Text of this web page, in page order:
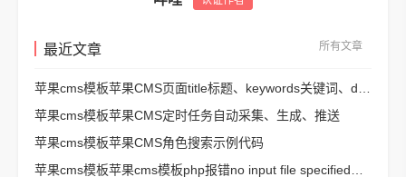
最近文章 所有文章
苹果cms模板苹果CMS定时任务自动采集、生成、推送
苹果cms模板苹果CMS角色搜索示例代码